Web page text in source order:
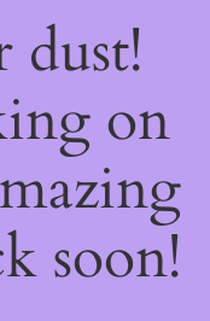
dust!
on
soon!